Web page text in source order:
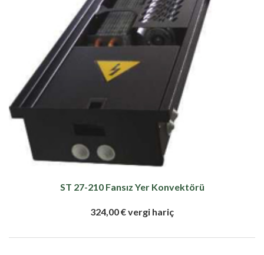
ST 27-210 Fansız Yer Konvektörü
324,00 € vergi hariç